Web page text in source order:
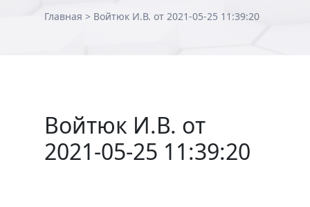
Главная > Войтюк И.В. от 2021-05-25 11:39:20
Войтюк И.В. от
2021-05-25 11:39:20